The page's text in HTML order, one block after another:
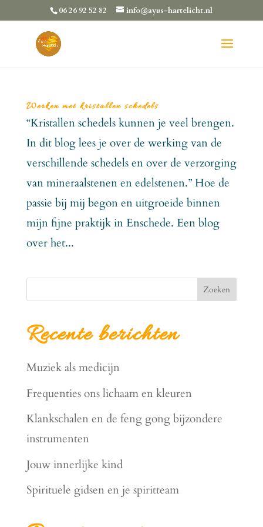
06 26 92 52 82 info@ayus-hartelicht.nl
Werken met kristallen schedels
“Kristallen schedels kunnen je veel brengen.
In dit blog lees je over de werking van de
verschillende schedels en over de verzorging
van mineraalstenen en edelstenen.” Hoe de
passie bij mij begon en uitgroeide binnen
mijn fijne praktijk in Enschede. Een blog
over het...
Zoeken
Recente berichten
Muziek als medicijn
Frequenties ons lichaam en kleuren
Klankschalen en de feng gong bijzondere
instrumenten
Jouw innerlijke kind
Spirituele gidsen en je spiritteam